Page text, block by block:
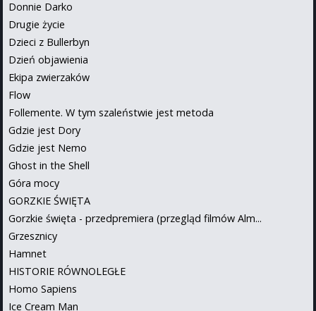
Donnie Darko
Drugie życie
Dzieci z Bullerbyn
Dzień objawienia
Ekipa zwierzaków
Flow
Follemente. W tym szaleństwie jest metoda
Gdzie jest Dory
Gdzie jest Nemo
Ghost in the Shell
Góra mocy
GORZKIE ŚWIĘTA
Gorzkie święta - przedpremiera (przegląd filmów Alm...
Grzesznicy
Hamnet
HISTORIE RÓWNOLEGŁE
Homo Sapiens
Ice Cream Man